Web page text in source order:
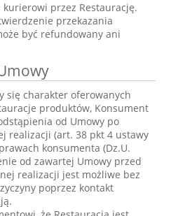
przez Restaurację.
przekazania
być refundowany ani
się charakter oferowanych
produktów, Konsument
od Umowy po
realizacji (art. 38 pkt 4 ustawy
konsumenta (Dz.U.
od zawartej Umowy przed
realizacji jest możliwe bez
poprzez kontakt